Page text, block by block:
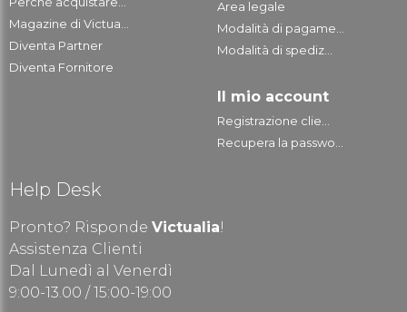
Magazine di Victua...
Diventa Partner
Diventa Fornitore
Area legale
Modalità di pagame...
Modalità di spediz...
Il mio account
Registrazione clie...
Recupera la passwo...
Help Desk
Pronto? Risponde Victualia!
Assistenza Clienti
Dal Lunedì al Venerdì
9:00-13.00 / 15:00-19:00